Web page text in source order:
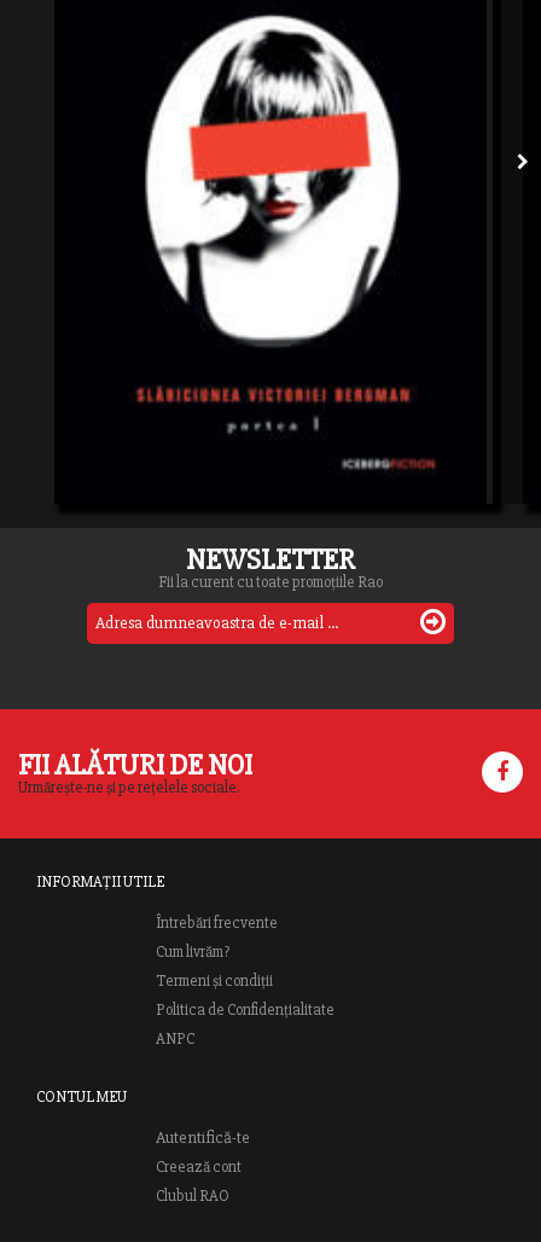
NEWSLETTER
Fii la curent cu toate promoțiile Rao
FII ALĂTURI DE NOI
Urmărește-ne și pe rețelele sociale.
INFORMAȚII UTILE
Întrebări frecvente
Cum livrăm?
Termeni și condiții
Politica de Confidențialitate
ANPC
CONTUL MEU
Autentifică-te
Creează cont
Clubul RAO